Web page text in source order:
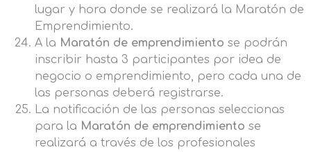
lugar y hora donde se realizará la Maratón de
Emprendimiento.
A la Maratón de emprendimiento se podrán
inscribir hasta 3 participantes por idea de
negocio o emprendimiento, pero cada una de
las personas deberá registrarse.
La notificación de las personas seleccionas
para la Maratón de emprendimiento se
realizará a través de los profesionales